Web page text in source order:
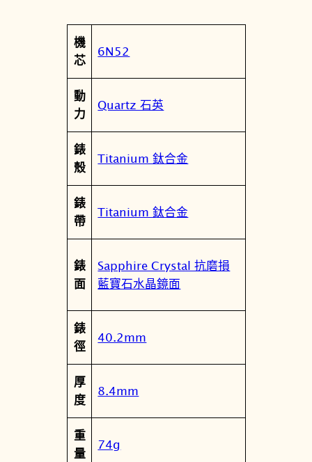
6
5
2
0
0
B
0
V
數
屬
性
值
機
芯
6N52
動
力
Quartz 石英
錶
殼
Titanium 鈦合金
錶
帶
Titanium 鈦合金
錶
面
Sapphire Crystal 抗磨損
藍寶石水晶鏡面
錶
徑
40.2mm
厚
度
8.4mm
重
量
74g